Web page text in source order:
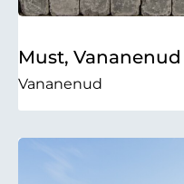
Must, Vananenud
Vananenud